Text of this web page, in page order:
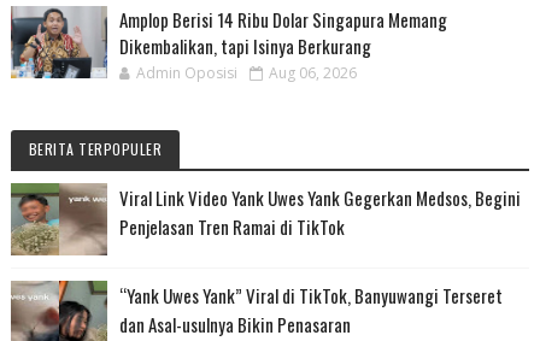
Amplop Berisi 14 Ribu Dolar Singapura Memang
Dikembalikan, tapi Isinya Berkurang
Admin Oposisi Aug 06, 2026
BERITA TERPOPULER
Viral Link Video Yank Uwes Yank Gegerkan Medsos, Begini
Penjelasan Tren Ramai di TikTok
“Yank Uwes Yank” Viral di TikTok, Banyuwangi Terseret
dan Asal-usulnya Bikin Penasaran